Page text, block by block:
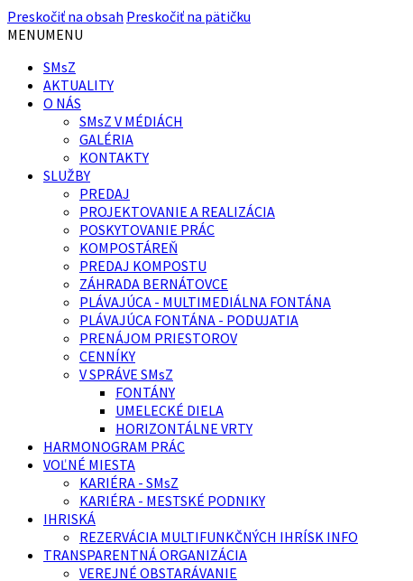
Preskočiť na obsah Preskočiť na pätičku
MENUMENU
SMsZ
AKTUALITY
O NÁS
SMsZ V MÉDIÁCH
GALÉRIA
KONTAKTY
SLUŽBY
PREDAJ
PROJEKTOVANIE A REALIZÁCIA
POSKYTOVANIE PRÁC
KOMPOSTÁREŇ
PREDAJ KOMPOSTU
ZÁHRADA BERNÁTOVCE
PLÁVAJÚCA - MULTIMEDIÁLNA FONTÁNA
PLÁVAJÚCA FONTÁNA - PODUJATIA
PRENÁJOM PRIESTOROV
CENNÍKY
V SPRÁVE SMsZ
FONTÁNY
UMELECKÉ DIELA
HORIZONTÁLNE VRTY
HARMONOGRAM PRÁC
VOĽNÉ MIESTA
KARIÉRA - SMsZ
KARIÉRA - MESTSKÉ PODNIKY
IHRISKÁ
REZERVÁCIA MULTIFUNKČNÝCH IHRÍSK INFO
TRANSPARENTNÁ ORGANIZÁCIA
VEREJNÉ OBSTARÁVANIE